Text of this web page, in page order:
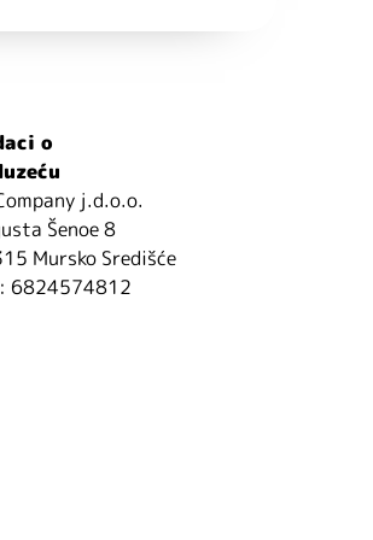
o
j.d.o.o.
Šenoe 8
Mursko Središće
6824574812